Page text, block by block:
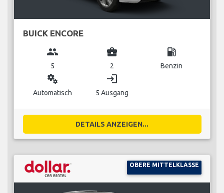
BUICK ENCORE
group
5
business_center
2
local_gas_station
Benzin
miscellaneous_services
Automatisch
login
5 Ausgang
DETAILS ANZEIGEN...
OBERE MITTELKLASSE